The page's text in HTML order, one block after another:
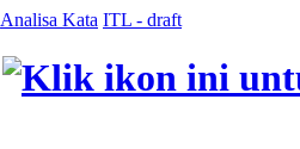
Analisa Kata ITL - draft